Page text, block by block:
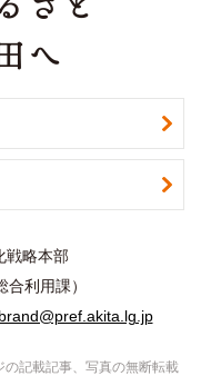
戦略本部
合利用課）
記載記事、写真の無断転載